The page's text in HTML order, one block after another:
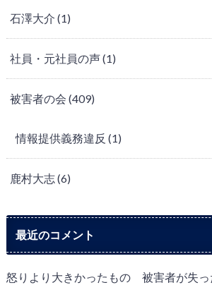
石澤大介 (1)
社員・元社員の声(1)
被害者の会 (409)
情報提供義務違反 (1)
鹿村大志(6)
最近のコメント
怒りより大きかったもの 被害者が失っ